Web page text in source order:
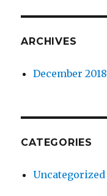
ARCHIVES
December 2018
CATEGORIES
Uncategorized